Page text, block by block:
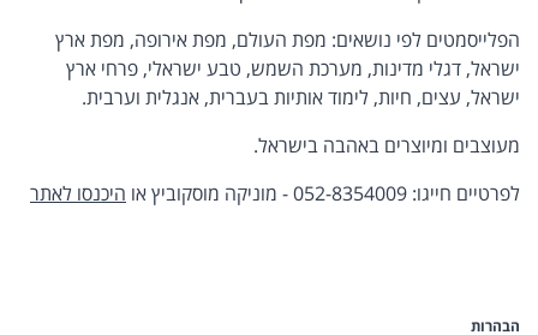
הפלייסמטים לפי נושאים: מפת העולם, מפת אירופה, מפת ארץ
ישראל, דגלי מדינות, מערכת השמש, טבע ישראלי, פרחי ארץ
ישראל, עצים, חיות, לימוד אותיות בעברית, אנגלית וערבית.
מעוצבים ומיוצרים באהבה בישראל.
לפרטיים חייגו: 052-8354009 - מוניקה מוסקוביץ או
היכנסו לאתר
הבהרות